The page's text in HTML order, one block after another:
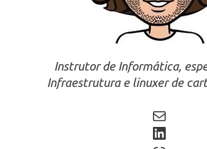
Instrutor de Informática,
Infraestrutura e linuxer de
Mail
LinkedIn